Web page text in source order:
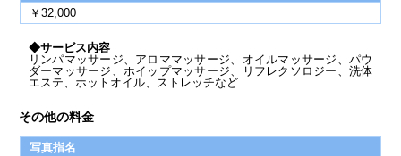
￥32,000
◆サービス内容
リンパマッサージ、アロママッサージ、オイルマッサージ、パウ
ダーマッサージ、ホイップマッサージ、リフレクソロジー、洗体
エステ、ホットオイル、ストレッチなど…
その他の料金
写真指名